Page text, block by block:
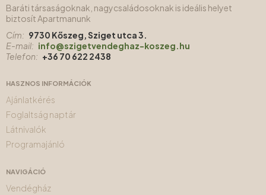
Baráti társaságoknak, nagycsaládosoknak is ideális helyet
biztosít Apartmanunk
Cím: 9730 Kőszeg, Sziget utca 3.
E-mail: info@szigetvendeghaz-koszeg.hu
Telefon: +36 70 622 2438
HASZNOS INFORMÁCIÓK
Ajánlatkérés
Foglaltság naptár
Látnivalók
Programajánló
NAVIGÁCIÓ
Vendégház